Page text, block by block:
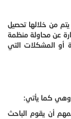
من خلالها تحصيل
عن محاولة منظمة
أو المشكلات التي
وهي كما يأتي:
أن يقوم الباحث